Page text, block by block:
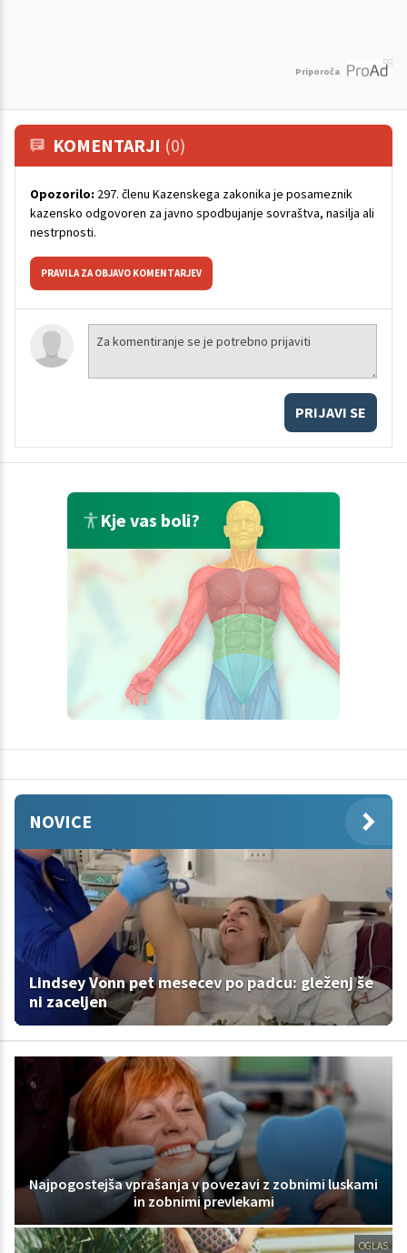
Priporoča
KOMENTARJI (0)
Opozorilo: 297. členu Kazenskega zakonika je posameznik
kazensko odgovoren za javno spodbujanje sovraštva, nasilja ali
nestrpnosti.
PRAVILA ZA OBJAVO KOMENTARJEV
PRIJAVI SE
Kje vas boli?
NOVICE
Lindsey Vonn pet mesecev po padcu: gleženj še
ni zaceljen
Najpogostejša vprašanja v povezavi z zobnimi luskami
in zobnimi prevlekami
OGLAS